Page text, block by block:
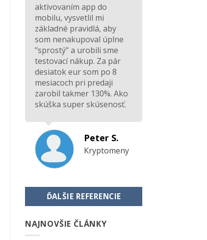
aktivovaním app do
mobilu, vysvetlil mi
základné pravidlá, aby
som nenakupoval úplne
"sprostý" a urobili sme
testovací nákup. Za pár
desiatok eur som po 8
mesiacoch pri predaji
zarobil takmer 130%. Ako
skúška super skúsenosť.
Peter S.
Kryptomeny
ĎALŠIE REFERENCIE
NAJNOVŠIE ČLÁNKY